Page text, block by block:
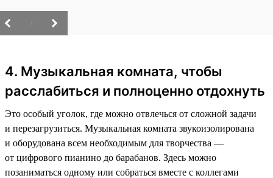
4. Музыкальная комната, чтобы
расслабиться и полноценно отдохнуть
Это особый уголок, где можно отвлечься от сложной задачи
и перезагрузиться. Музыкальная комната звукоизолирована
и оборудована всем необходимым для творчества —
от цифрового пианино до барабанов. Здесь можно
позаниматься одному или собраться вместе с коллегами